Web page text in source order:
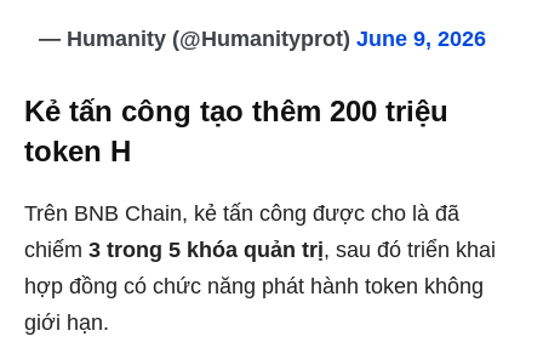
— Humanity (@Humanityprot)June 9, 2026
Kẻ tấn công tạo thêm 200 triệu
token H
Trên BNB Chain, kẻ tấn công được cho là đã
chiếm 3 trong 5 khóa quản trị, sau đó triển khai
hợp đồng có chức năng phát hành token không
giới hạn.